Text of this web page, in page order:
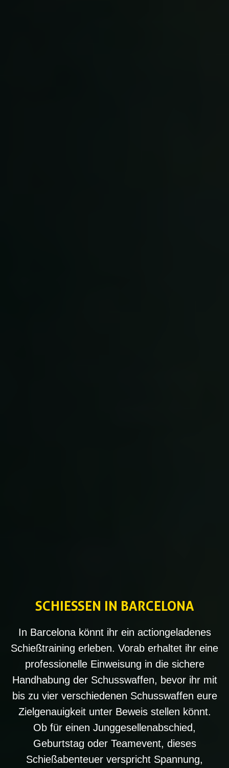
SCHIESSEN IN BARCELONA
In Barcelona könnt ihr ein actiongeladenes
Schießtraining erleben. Vorab erhaltet ihr eine
professionelle Einweisung in die sichere
Handhabung der Schusswaffen, bevor ihr mit
bis zu vier verschiedenen Schusswaffen eure
Zielgenauigkeit unter Beweis stellen könnt.
Ob für einen Junggesellenabschied,
Geburtstag oder Teamevent, dieses
Schießabenteuer verspricht Spannung,